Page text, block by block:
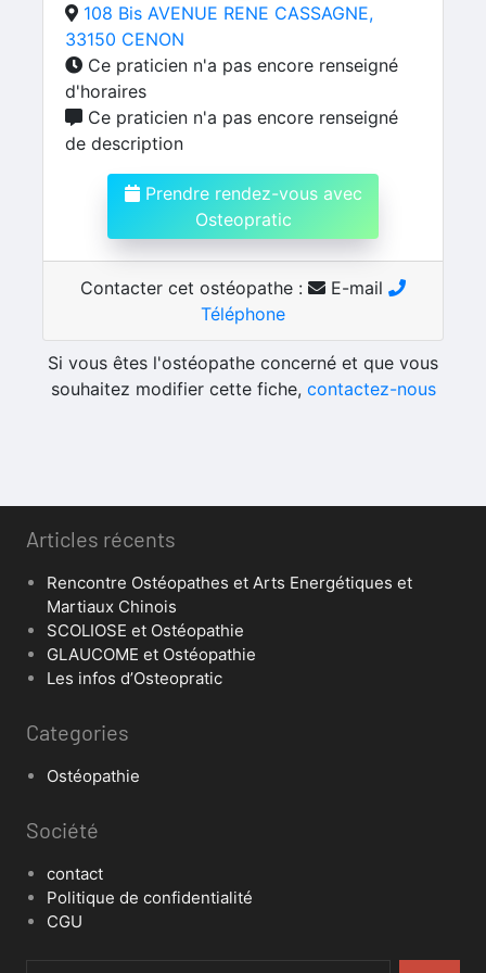
108 Bis AVENUE RENE CASSAGNE,
33150 CENON
Ce praticien n'a pas encore renseigné
d'horaires
Ce praticien n'a pas encore renseigné
de description
Prendre rendez-vous avec
Osteopratic
Contacter cet ostéopathe :
E-mail
Téléphone
Si vous êtes l'ostéopathe concerné et que vous
souhaitez modifier cette fiche, contactez-nous
Articles récents
Rencontre Ostéopathes et Arts Energétiques et
Martiaux Chinois
SCOLIOSE et Ostéopathie
GLAUCOME et Ostéopathie
Les infos d’Osteopratic
Categories
Ostéopathie
Société
contact
Politique de confidentialité
CGU